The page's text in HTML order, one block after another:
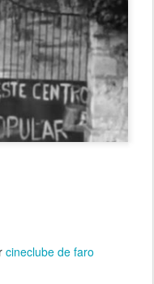
cineclube de faro